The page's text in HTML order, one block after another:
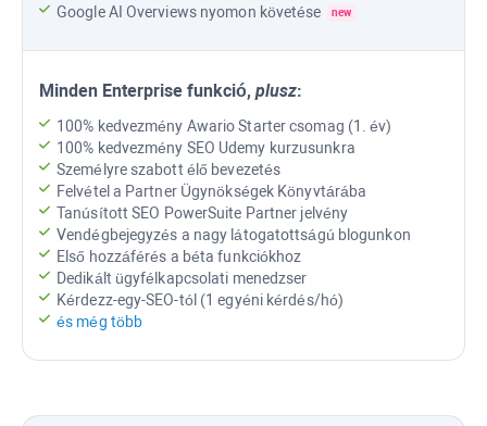
Google AI Overviewsnyomon követése new
Minden Enterprise funkció, plusz:
100% kedvezmény Awario Starter csomag (1. év)
100% kedvezmény SEO Udemy kurzusunkra
Személyre szabott élő bevezetés
Felvétel a Partner Ügynökségek Könyvtárába
TanúsítottSEO PowerSuite Partner jelvény
Vendégbejegyzés a nagy látogatottságú blogunkon
Első hozzáférés a béta funkciókhoz
Dedikált ügyfélkapcsolati menedzser
Kérdezz-egy-SEO-tól (1 egyéni kérdés/hó)
és még több